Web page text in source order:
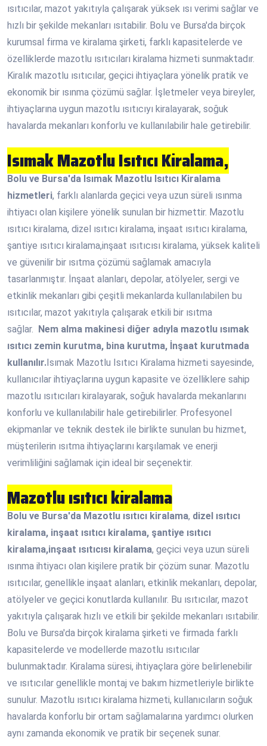
ısıtıcılar, mazot yakıtıyla çalışarak yüksek ısı verimi sağlar ve
hızlı bir şekilde mekanları ısıtabilir. Bolu ve Bursa'da birçok
kurumsal firma ve kiralama şirketi, farklı kapasitelerde ve
özelliklerde mazotlu ısıtıcıları kiralama hizmeti sunmaktadır.
Kiralık mazotlu ısıtıcılar, geçici ihtiyaçlara yönelik pratik ve
ekonomik bir ısınma çözümü sağlar. İşletmeler veya bireyler,
ihtiyaçlarına uygun mazotlu ısıtıcıyı kiralayarak, soğuk
havalarda mekanları konforlu ve kullanılabilir hale getirebilir.
Isımak Mazotlu Isıtıcı Kiralama,
Bolu ve Bursa'da Isımak Mazotlu Isıtıcı Kiralama
hizmetleri, farklı alanlarda geçici veya uzun süreli ısınma
ihtiyacı olan kişilere yönelik sunulan bir hizmettir. Mazotlu
ısıtıcı kiralama, dizel ısıtıcı kiralama, inşaat ısıtıcı kiralama,
şantiye ısıtıcı kiralama,inşaat ısıtıcısı kiralama, yüksek kaliteli
ve güvenilir bir ısıtma çözümü sağlamak amacıyla
tasarlanmıştır. İnşaat alanları, depolar, atölyeler, sergi ve
etkinlik mekanları gibi çeşitli mekanlarda kullanılabilen bu
ısıtıcılar, mazot yakıtıyla çalışarak etkili bir ısıtma
sağlar.
Nem alma makinesi diğer adıyla mazotlu ısımak
ısıtıcı zemin kurutma, bina kurutma, İnşaat kurutmada
kullanılır. Isımak Mazotlu Isıtıcı Kiralama hizmeti sayesinde,
kullanıcılar ihtiyaçlarına uygun kapasite ve özelliklere sahip
mazotlu ısıtıcıları kiralayarak, soğuk havalarda mekanlarını
konforlu ve kullanılabilir hale getirebilirler. Profesyonel
ekipmanlar ve teknik destek ile birlikte sunulan bu hizmet,
müşterilerin ısıtma ihtiyaçlarını karşılamak ve enerji
verimliliğini sağlamak için ideal bir seçenektir.
Mazotlu ısıtıcı kiralama
Bolu ve Bursa'da Mazotlu ısıtıcı kiralama, dizel ısıtıcı
kiralama, inşaat ısıtıcı kiralama, şantiye ısıtıcı
kiralama,inşaat ısıtıcısı kiralama, geçici veya uzun süreli
ısınma ihtiyacı olan kişilere pratik bir çözüm sunar. Mazotlu
ısıtıcılar, genellikle inşaat alanları, etkinlik mekanları, depolar,
atölyeler ve geçici konutlarda kullanılır. Bu ısıtıcılar, mazot
yakıtıyla çalışarak hızlı ve etkili bir şekilde mekanları ısıtabilir.
Bolu ve Bursa'da birçok kiralama şirketi ve firmada farklı
kapasitelerde ve modellerde mazotlu ısıtıcılar
bulunmaktadır. Kiralama süresi, ihtiyaçlara göre belirlenebilir
ve ısıtıcılar genellikle montaj ve bakım hizmetleriyle birlikte
sunulur. Mazotlu ısıtıcı kiralama hizmeti, kullanıcıların soğuk
havalarda konforlu bir ortam sağlamalarına yardımcı olurken
aynı zamanda ekonomik ve pratik bir seçenek sunar.